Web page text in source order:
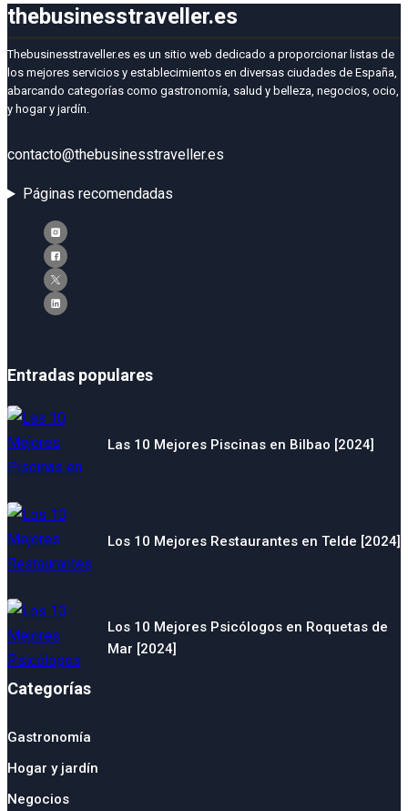
thebusinesstraveller.es
Thebusinesstraveller.es es un sitio web dedicado a proporcionar listas de
los mejores servicios y establecimientos en diversas ciudades de España,
abarcando categorías como gastronomía, salud y belleza, negocios, ocio,
y hogar y jardín.
contacto@thebusinesstraveller.es
Páginas recomendadas
Entradas populares
Las 10 Mejores Piscinas en Bilbao [2024]
Los 10 Mejores Restaurantes en Telde [2024]
Los 10 Mejores Psicólogos en Roquetas de
Mar [2024]
Categorías
Gastronomía
Hogar y jardín
Negocios